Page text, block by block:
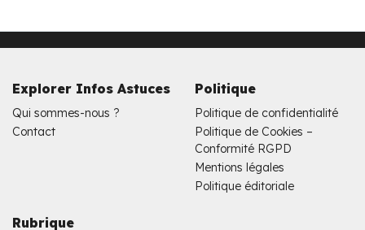
Explorer Infos Astuces
Qui sommes-nous ?
Contact
Politique
Politique de confidentialité
Politique de Cookies –
Conformité RGPD
Mentions légales
Politique éditoriale
Rubrique